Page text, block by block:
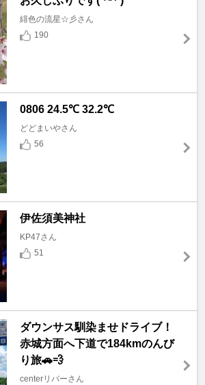
緋色の流星☆彡さん
190
0806 24.5℃ 32.2℃
どどまいやさん
56
伊佐須美神社
KP47さん
51
ダウンサス馴染ませドライブ！
赤城方面へ下道で184kmのんび
り旅🚗💨
centerリバーさん